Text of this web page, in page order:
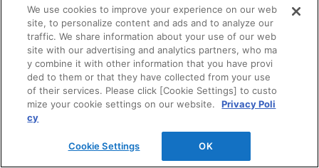
修理・点検
お問い合わせ
ログイン
建築・設計関係者様向けサイト
ユーザー登録サービス
We use cookies to improve your experience on our web
site, to personalize content and ads and to analyze our
traffic. We share information about your use of our web
site with our advertising and analytics partners, who ma
y combine it with other information that you have provi
ded to them or that they have collected from your use
of their services. Please click [Cookie Settings] to custo
mize your cookie settings on our website.
Privacy Poli
cy
Cookie Settings OK